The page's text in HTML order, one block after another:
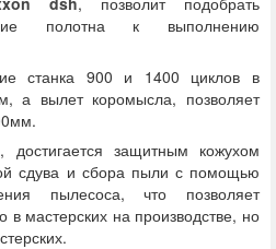
полотна к выполнению
станка 900 и 1400 циклов в
а вылет коромысла, позволяет
достигается защитным кожухом
сдува и сбора пыли с помощью
пылесоса, что позволяет
в мастерских на производстве, но